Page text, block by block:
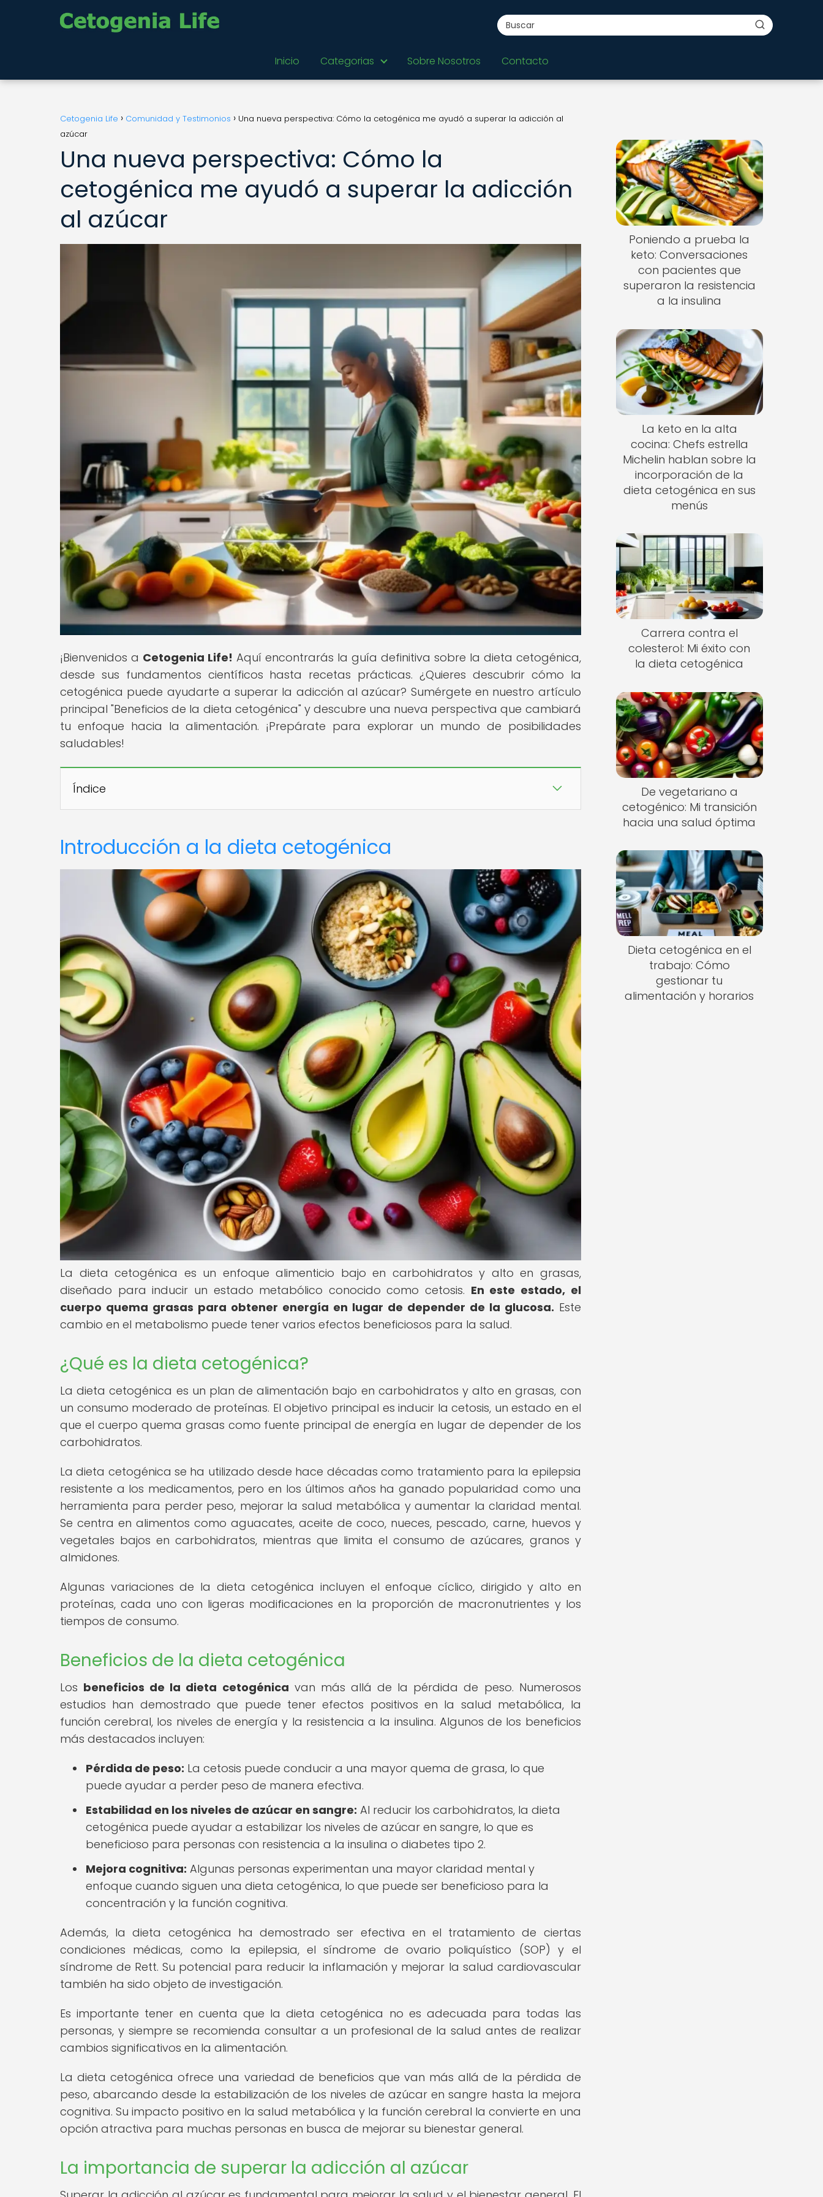
Inicio Categorias Sobre Nosotros Contacto
Cetogenia Life Comunidad y Testimonios
Una nueva perspectiva: Cómo la cetogénica me ayudó a superar la adicción al
azúcar
Una nueva perspectiva: Cómo la
cetogénica me ayudó a superar la adicción
al azúcar
¡Bienvenidos a Cetogenia Life! Aquí encontrarás la guía definitiva sobre la dieta cetogénica,
desde sus fundamentos científicos hasta recetas prácticas. ¿Quieres descubrir cómo la
cetogénica puede ayudarte a superar la adicción al azúcar? Sumérgete en nuestro artículo
principal "Beneficios de la dieta cetogénica" y descubre una nueva perspectiva que cambiará
tu enfoque hacia la alimentación. ¡Prepárate para explorar un mundo de posibilidades
saludables!
Índice
Introducción a la dieta cetogénica
La dieta cetogénica es un enfoque alimenticio bajo en carbohidratos y alto en grasas,
diseñado para inducir un estado metabólico conocido como cetosis. En este estado, el
cuerpo quema grasas para obtener energía en lugar de depender de la glucosa. Este
cambio en el metabolismo puede tener varios efectos beneficiosos para la salud.
¿Qué es la dieta cetogénica?
La dieta cetogénica es un plan de alimentación bajo en carbohidratos y alto en grasas, con
un consumo moderado de proteínas. El objetivo principal es inducir la cetosis, un estado en el
que el cuerpo quema grasas como fuente principal de energía en lugar de depender de los
carbohidratos.
La dieta cetogénica se ha utilizado desde hace décadas como tratamiento para la epilepsia
resistente a los medicamentos, pero en los últimos años ha ganado popularidad como una
herramienta para perder peso, mejorar la salud metabólica y aumentar la claridad mental.
Se centra en alimentos como aguacates, aceite de coco, nueces, pescado, carne, huevos y
vegetales bajos en carbohidratos, mientras que limita el consumo de azúcares, granos y
almidones.
Algunas variaciones de la dieta cetogénica incluyen el enfoque cíclico, dirigido y alto en
proteínas, cada uno con ligeras modificaciones en la proporción de macronutrientes y los
tiempos de consumo.
Beneficios de la dieta cetogénica
Los beneficios de la dieta cetogénica van más allá de la pérdida de peso. Numerosos
estudios han demostrado que puede tener efectos positivos en la salud metabólica, la
función cerebral, los niveles de energía y la resistencia a la insulina. Algunos de los beneficios
más destacados incluyen:
Pérdida de peso: La cetosis puede conducir a una mayor quema de grasa, lo que
puede ayudar a perder peso de manera efectiva.
Estabilidad en los niveles de azúcar en sangre: Al reducir los carbohidratos, la dieta
cetogénica puede ayudar a estabilizar los niveles de azúcar en sangre, lo que es
beneficioso para personas con resistencia a la insulina o diabetes tipo 2.
Mejora cognitiva: Algunas personas experimentan una mayor claridad mental y
enfoque cuando siguen una dieta cetogénica, lo que puede ser beneficioso para la
concentración y la función cognitiva.
Además, la dieta cetogénica ha demostrado ser efectiva en el tratamiento de ciertas
condiciones médicas, como la epilepsia, el síndrome de ovario poliquístico (SOP) y el
síndrome de Rett. Su potencial para reducir la inflamación y mejorar la salud cardiovascular
también ha sido objeto de investigación.
Es importante tener en cuenta que la dieta cetogénica no es adecuada para todas las
personas, y siempre se recomienda consultar a un profesional de la salud antes de realizar
cambios significativos en la alimentación.
La dieta cetogénica ofrece una variedad de beneficios que van más allá de la pérdida de
peso, abarcando desde la estabilización de los niveles de azúcar en sangre hasta la mejora
cognitiva. Su impacto positivo en la salud metabólica y la función cerebral la convierte en una
opción atractiva para muchas personas en busca de mejorar su bienestar general.
La importancia de superar la adicción al azúcar
Poniendo a prueba la
keto: Conversaciones
con pacientes que
superaron la resistencia
a la insulina
La keto en la alta
cocina: Chefs estrella
Michelin hablan sobre la
incorporación de la
dieta cetogénica en sus
menús
Carrera contra el
colesterol: Mi éxito con
la dieta cetogénica
De vegetariano a
cetogénico: Mi transición
hacia una salud óptima
Dieta cetogénica en el
trabajo: Cómo
gestionar tu
alimentación y horarios